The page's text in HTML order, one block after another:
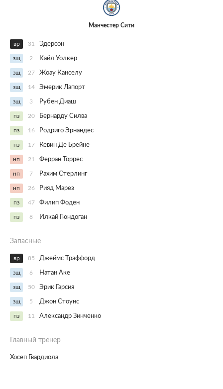
Манчестер Сити
вр 31 Эдерсон
зщ 2 Кайл Уолкер
зщ 27 Жоау Канселу
зщ 14 Эмерик Лапорт
зщ 3 Рубен Диаш
пз 20 Бернарду Силва
пз 16 Родриго Эрнандес
пз 17 Кевин Де Брёйне
нп 21 Ферран Торрес
нп 7 Рахим Стерлинг
нп 26 Рияд Марез
пз 47 Филип Фоден
пз 8 Илкай Гюндоган
Запасные
вр 85 Джеймс Траффорд
зщ 6 Натан Аке
зщ 50 Эрик Гарсия
зщ 5 Джон Стоунс
пз 11 Александр Зинченко
Главный тренер
Хосеп Гвардиола